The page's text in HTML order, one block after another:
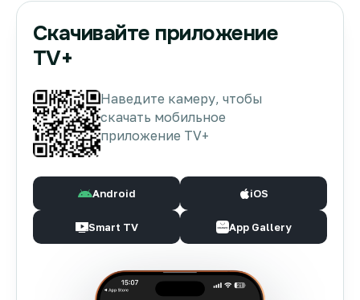
Скачивайте приложение
TV+
Наведите камеру, чтобы
скачать мобильное
приложение TV+
Android iOS
Smart TV App Gallery